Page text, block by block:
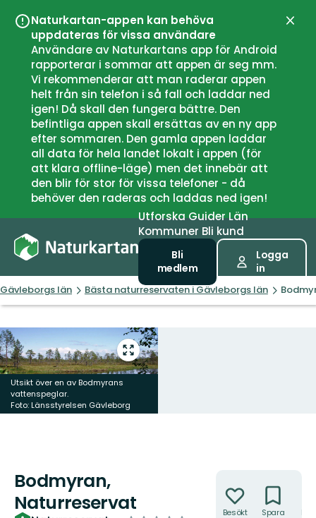
Naturkartan-appen kan behöva
uppdateras för vissa användare
Användare av Naturkartans app för Android
rapporterar i sommar att appen är seg mm.
Vi rekommenderar att man raderar appen
helt från sin telefon i så fall och laddar ned
igen! Då skall den fungera bättre. Den
befintliga appen skall ersättas av en ny app
efter sommaren. Den gamla appen laddar
all data för hela landet lokalt i appen (för
att klara offline-läge) men det innebär att
den blir för stor för vissa telefoner - då
behöver den raderas och laddas ned igen!
UtforskaGuiderLän
Kommuner Bli kund
Bli
medlem
Logga
in
Gävleborgs län Bästa naturreservaten i Gävleborgs län
Gå
till
Utsikt över en av Bodmyrans
vattenspeglar.
Foto: Länsstyrelsen Gävleborg
Bodmyran,
Naturreservat
Besökt Spara